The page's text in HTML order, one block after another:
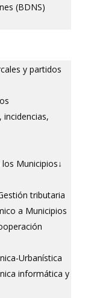
(BDNS)
y partidos
incidencias,
Municipios↓
tributaria
a Municipios
Urbanística
informática y